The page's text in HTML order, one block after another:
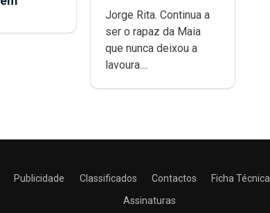
dedicação, gosto e
muita paixão”
Jorge Rita. Continua a
ser o rapaz da Maia
que nunca deixou a
lavoura....
Publicidade Classificados Contactos Ficha Técnica
Assinaturas